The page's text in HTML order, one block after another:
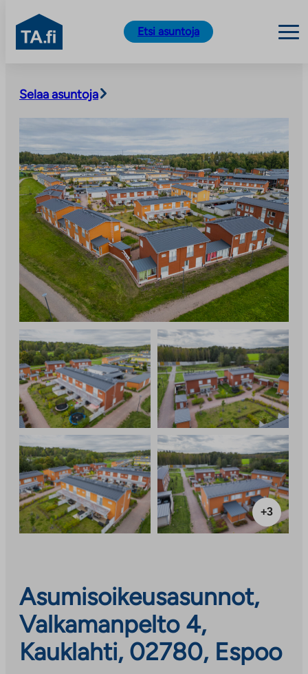
sisältöön
TA.fi
Etsi asuntoja
Selaa asuntoja
+3
Asumisoikeusasunnot,
Valkamanpelto 4,
Kauklahti, 02780, Espoo